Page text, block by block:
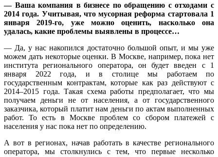
— Ваша компания в бизнесе по обращению с отходами с
2014 года. Учитывая, что мусорная реформа стартовала 1
января 2019-го, уже можно оценить, насколько она
удалась, какие проблемы выявлены в процессе…
— Да, у нас накопился достаточно большой опыт, и мы уже
можем дать некоторые оценки. В Москве, например, пока нет
института регионального оператора, он будет введен с 1
января 2022 года, и в столице мы работаем по
государственным контрактам, которые как раз действуют с
2014‒2015 года. Такая схема работы предполагает, что мы
получаем деньги не от населения, а от государственного
заказчика, который платит нам деньги по актам выполненных
работ. То есть в Москве проблем со сбором платежей с
населения у нас пока нет по определению.
А вот в регионах, начав работать в качестве регионального
оператора, мы столкнулись с тем, что первые несколько